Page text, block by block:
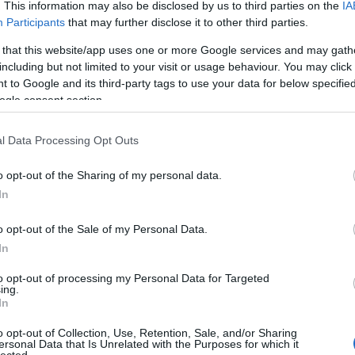
This information may also be disclosed by us to third parties on the
Participants that may further disclose it to other third parties.
that this website/app uses one or more Google services and may
but not limited to your visit or usage behaviour. You may
to Google and its third-party tags to use your data for below
consent section.
Data Processing Opt Outs
opt-out of the Sharing of my personal data.
opt-out of the Sale of my Personal Data.
opt-out of processing my Personal Data for Targeted
opt-out of Collection, Use, Retention, Sale, and/or Sharing
Data that Is Unrelated with the Purposes for which it
1
(
ár
)